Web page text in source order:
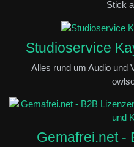
Stick
Studioservice
Alles rund um Audio und
Gemafrei.net -